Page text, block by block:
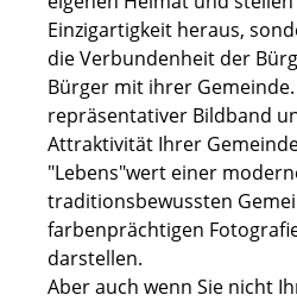
Einzigartigkeit heraus,
die Verbundenheit der
Bürger mit ihrer Gemeinde.
repräsentativer Bildband
Attraktivität Ihrer
"Lebens"wert einer
traditionsbewussten
farbenprächtigen
darstellen.
Aber auch wenn Sie nicht